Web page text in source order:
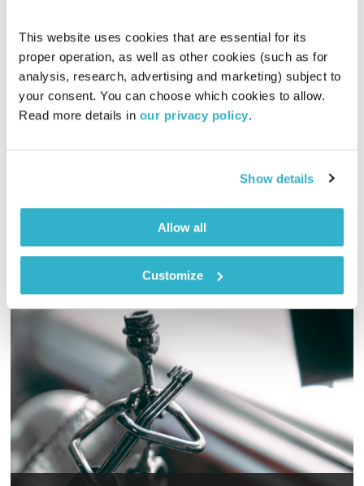
This website uses cookies that are essential for its
proper operation, as well as other cookies (such as for
analysis, research, advertising and marketing) subject to
your consent. You can choose which cookies to allow.
Read more details in our privacy policy.
Show details
Allow all
Customize
מופע הרדיו של אורי גוטליב – 13.11.18
מופע הרדיו של אורי גוטליב
אורי גוטליב
ממוחו הקודח של אורי גוטליב
אודיו